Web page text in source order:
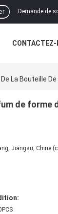
Demande de
CONTACTEZ-
La Bouteille
de forme
Jiangsu, Chine